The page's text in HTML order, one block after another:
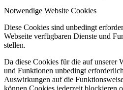
Notwendige Website Cookies
Diese Cookies sind unbedingt
Webseite verfügbaren Dienste und
stellen.
Da diese Cookies für die auf unserer
und Funktionen unbedingt
Auswirkungen auf die
können Cookies jederzeit blockieren